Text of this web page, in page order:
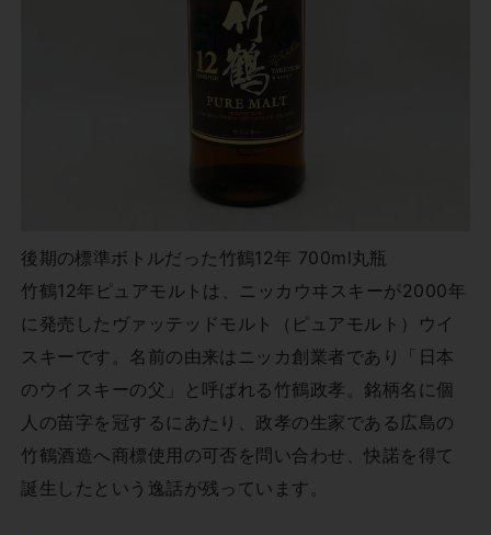
後期の標準ボトルだった竹鶴12年 700ml丸瓶
竹鶴12年ピュアモルトは、ニッカウヰスキーが2000年
に発売したヴァッテッドモルト（ピュアモルト）ウイ
スキーです。名前の由来はニッカ創業者であり「日本
のウイスキーの父」と呼ばれる竹鶴政孝。銘柄名に個
人の苗字を冠するにあたり、政孝の生家である広島の
竹鶴酒造へ商標使用の可否を問い合わせ、快諾を得て
誕生したという逸話が残っています。